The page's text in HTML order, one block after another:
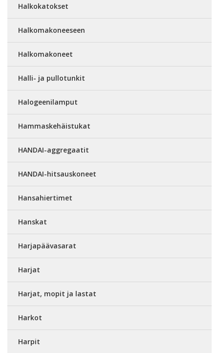
Halkokatokset
Halkomakoneeseen
Halkomakoneet
Halli- ja pullotunkit
Halogeenilamput
Hammaskehäistukat
HANDAI-aggregaatit
HANDAI-hitsauskoneet
Hansahiertimet
Hanskat
Harjapäävasarat
Harjat
Harjat, mopit ja lastat
Harkot
Harpit